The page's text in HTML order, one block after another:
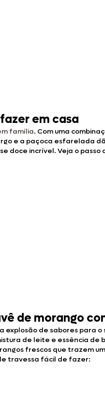
em casa
família. Com uma
e a paçoca esfarelada
doce incrível. Veja o passo
de morango
de sabores para
de leite e essência
frescos que trazem
travessa fácil de fazer: